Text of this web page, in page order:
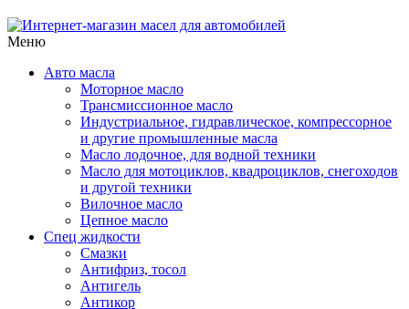
Меню
Авто масла
Моторное масло
Трансмиссионное масло
Индустриальное, гидравлическое, компрессорное
и другие промышленные масла
Масло лодочное, для водной техники
Масло для мотоциклов, квадроциклов, снегоходов
и другой техники
Вилочное масло
Цепное масло
Спец жидкости
Смазки
Антифриз, тосол
Антигель
Антикор